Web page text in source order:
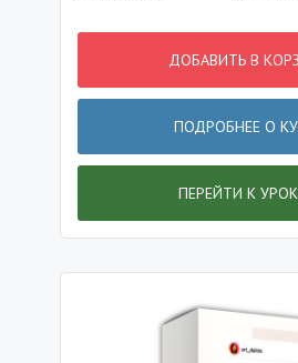
ДОБАВИТЬ В
ПОДРОБНЕЕ О
ПЕРЕЙТИ К